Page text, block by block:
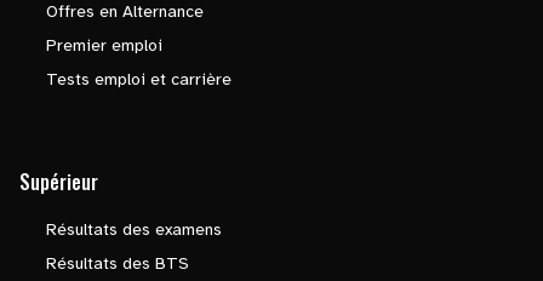
Offres en Alternance
Premier emploi
Tests emploi et carrière
Supérieur
Résultats des examens
Résultats des BTS